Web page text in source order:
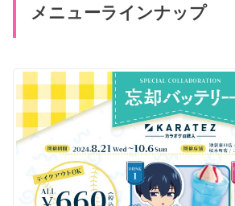
メニューラインナップ